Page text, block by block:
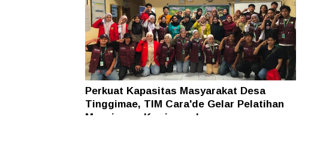
Perkuat Kapasitas Masyarakat Desa
Tinggimae, TIM Cara'de Gelar Pelatihan
Manajemen Kewirausahaan